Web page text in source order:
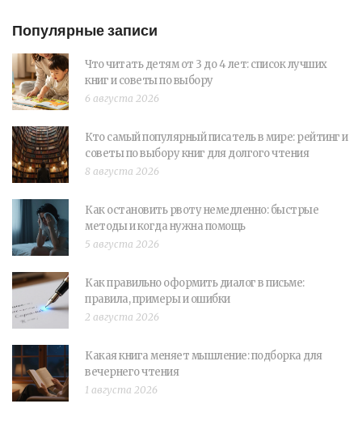
Популярные записи
Что читать детям от 3 до 4 лет: список лучших
книг и советы по выбору
6 августа 2026
Кто самый популярный писатель в мире: рейтинг и
советы по выбору книг для долгого чтения
8 августа 2026
Как остановить рвоту немедленно: быстрые
методы и когда нужна помощь
5 августа 2026
Как правильно оформить диалог в письме:
правила, примеры и ошибки
2 августа 2026
Какая книга меняет мышление: подборка для
вечернего чтения
1 августа 2026